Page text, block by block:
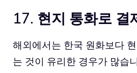
17. 현지 통화로 결
해외에서는 한국 원화보다
는 것이 유리한 경우가 많습